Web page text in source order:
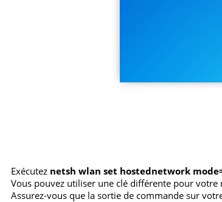
Exécutez netsh wlan set hostednetwork
Vous pouvez utiliser une clé différente pour votre
Assurez-vous que la sortie de commande sur